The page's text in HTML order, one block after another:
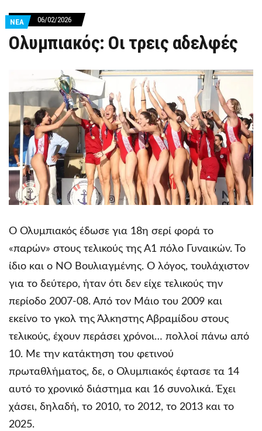
ΝΕΑ 06/02/2026
Ολυμπιακός: Οι τρεις αδελφές
Ο Ολυμπιακός έδωσε για 18η σερί φορά το
«παρών» στους τελικούς της Α1 πόλο Γυναικών. Το
ίδιο και ο ΝΟ Βουλιαγμένης. Ο λόγος, τουλάχιστον
για το δεύτερο, ήταν ότι δεν είχε τελικούς την
περίοδο 2007-08. Από τον Μάιο του 2009 και
εκείνο το γκολ της Άλκηστης Αβραμίδου στους
τελικούς, έχουν περάσει χρόνοι… πολλοί πάνω από
10. Με την κατάκτηση του φετινού
πρωταθλήματος, δε, ο Ολυμπιακός έφτασε τα 14
αυτό το χρονικό διάστημα και 16 συνολικά. Έχει
χάσει, δηλαδή, το 2010, το 2012, το 2013 και το
2025.